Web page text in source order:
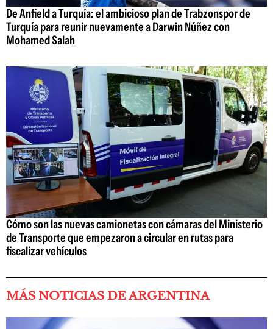
De Anfield a Turquía: el ambicioso plan de Trabzonspor de
Turquía para reunir nuevamente a Darwin Núñez con
Mohamed Salah
Cómo son las nuevas camionetas con cámaras del Ministerio
de Transporte que empezaron a circular en rutas para
fiscalizar vehículos
MÁS NOTICIAS DE ARGENTINA